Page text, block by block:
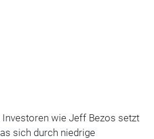
wie Jeff Bezos setzt
sich durch niedrige